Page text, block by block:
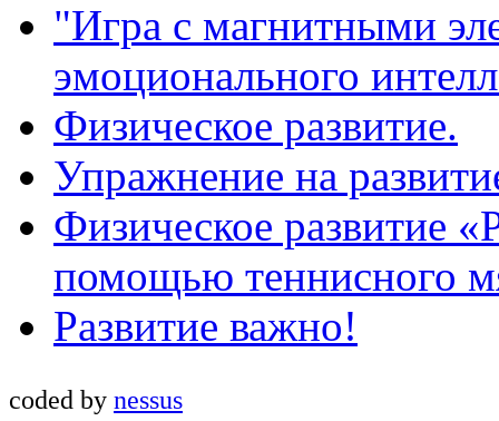
"Игра с магнитными
эмоционального
Физическое развитие.
Упражнение на
Физическое развитие
помощью теннисного
Развитие важно!
coded by nessus